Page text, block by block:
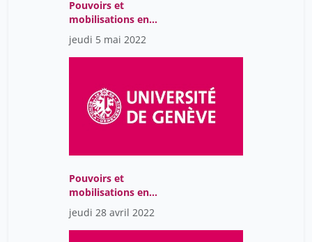
Pouvoirs et
mobilisations en
Amérique Latine : Une
perspective
interdisciplinaire
jeudi 5 mai 2022
Pouvoirs et
mobilisations en
Amérique Latine : Une
perspective
interdisciplinaire
jeudi 28 avril 2022